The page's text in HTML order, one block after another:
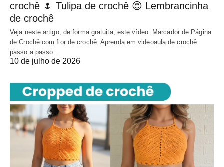
crochê 🌷 Tulipa de crochê 😍 Lembrancinha
de crochê
Veja neste artigo, de forma gratuita, este vídeo: Marcador de Página
de Crochê com flor de crochê. Aprenda em videoaula de crochê
passo a passo…
10 de julho de 2026